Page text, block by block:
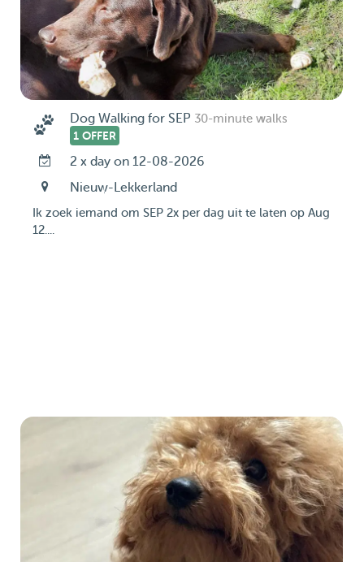
Dog Walking for SEP 30-minute walks
1 OFFER
2 x day on 12-08-2026
Nieuw-Lekkerland
Ik zoek iemand om SEP 2x per dag uit te laten op Aug
12....